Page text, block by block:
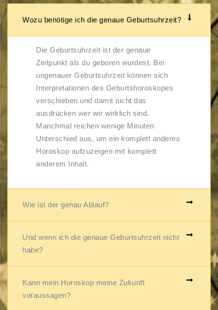
Wozu benötige ich die genaue Geburtsuhrzeit?
Die Geburtsuhrzeit ist der genaue
Zeitpunkt als du geboren wurdest. Bei
ungenauer Geburtsuhrzeit können sich
Interpretationen des Geburtshoroskopes
verschieben und damit nicht das
ausdrücken wer wir wirklich sind.
Manchmal reichen wenige Minuten
Unterschied aus, um ein komplett anderes
Horoskop aufzuzeigen mit komplett
anderem Inhalt.
Wie ist der genau Ablauf?
Und wenn ich die genaue Geburtsuhrzeit nicht
habe?
Kann mein Horoskop meine Zukunft
voraussagen?